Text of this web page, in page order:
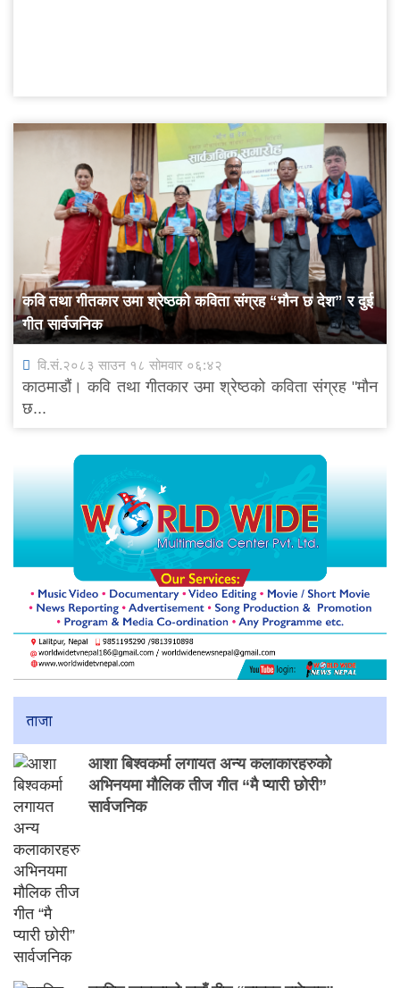
कवि तथा गीतकार उमा श्रेष्ठको कविता संग्रह “मौन छ देश” र दुई
गीत सार्वजनिक
वि.सं.२०८३ साउन १८ सोमवार ०६:४२
काठमाडौं। कवि तथा गीतकार उमा श्रेष्ठको कविता संग्रह "मौन
छ...
ताजा
आशा बिश्वकर्मा लगायत अन्य कलाकारहरुको
अभिनयमा मौलिक तीज गीत “मै प्यारी छोरी”
सार्वजनिक